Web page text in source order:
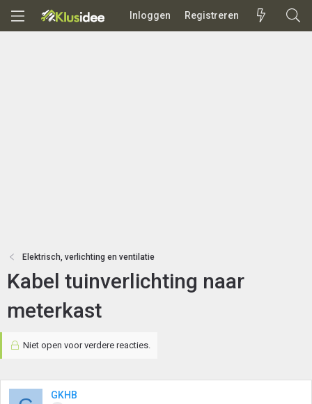
Inloggen Registreren
Elektrisch, verlichting en ventilatie
Kabel tuinverlichting naar
meterkast
Niet open voor verdere reacties.
GKHB